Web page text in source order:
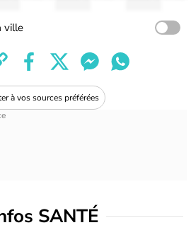
ville
à vos sources préférées
SANTÉ